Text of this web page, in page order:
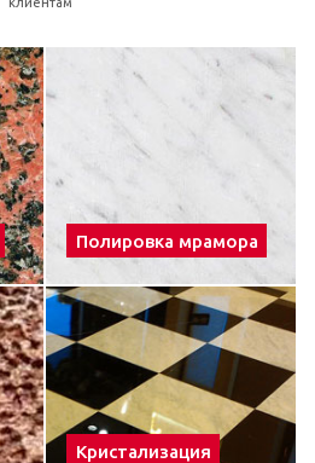
Полировка мрамора
Кристализация